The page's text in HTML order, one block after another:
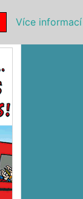
Více informací